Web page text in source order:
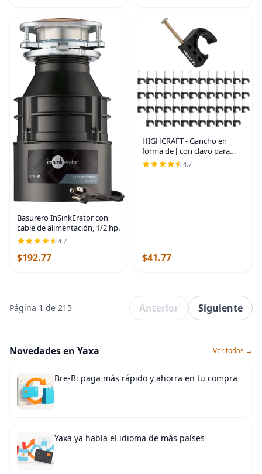
Basurero InSinkErator con
cable de alimentación, 1/2 hp.
4.7
$192.77
HIGHCRAFT - Gancho en
forma de J con clavo para
tubos de Pex, color negro
4.7
$41.77
Página 1 de 215 Anterior Siguiente
Novedades en Yaxa Ver todas →
Bre-B: paga más rápido y ahorra en tu compra
Yaxa ya habla el idioma de más países